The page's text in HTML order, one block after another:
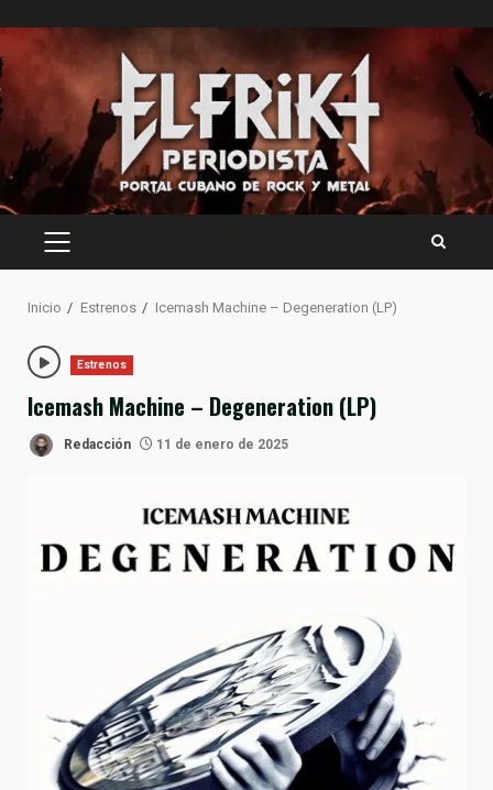
al
contenido
MENÚ
Inicio Estrenos Icemash Machine – Degeneration (LP)
Estrenos
Icemash Machine – Degeneration (LP)
Redacción 11 de enero de 2025